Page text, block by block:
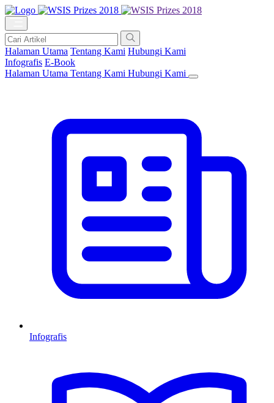
Halaman Utama Tentang Kami Hubungi Kami
Infografis E-Book
Halaman Utama Tentang Kami Hubungi Kami
Infografis